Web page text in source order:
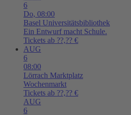
6
Do, 08:00
Basel Universitätsbibliothek
Ein Entwurf macht Schule.
Tickets ab ??,?? €
AUG
6
08:00
Lörrach Marktplatz
Wochenmarkt
Tickets ab ??,?? €
AUG
6